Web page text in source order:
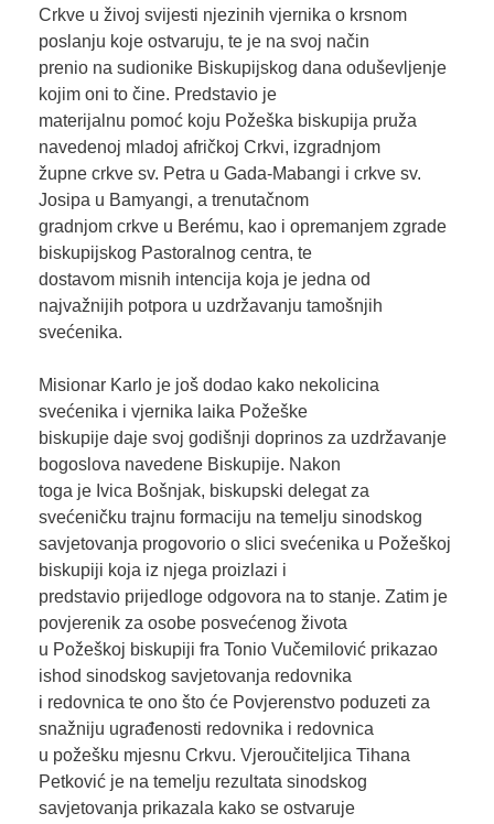
Crkve u živoj svijesti njezinih vjernika o krsnom
poslanju koje ostvaruju, te je na svoj način
prenio na sudionike Biskupijskog dana oduševljenje
kojim oni to čine. Predstavio je
materijalnu pomoć koju Požeška biskupija pruža
navedenoj mladoj afričkoj Crkvi, izgradnjom
župne crkve sv. Petra u Gada-Mabangi i crkve sv.
Josipa u Bamyangi, a trenutačnom
gradnjom crkve u Berému, kao i opremanjem zgrade
biskupijskog Pastoralnog centra, te
dostavom misnih intencija koja je jedna od
najvažnijih potpora u uzdržavanju tamošnjih
svećenika.
Misionar Karlo je još dodao kako nekolicina
svećenika i vjernika laika Požeške
biskupije daje svoj godišnji doprinos za uzdržavanje
bogoslova navedene Biskupije. Nakon
toga je Ivica Bošnjak, biskupski delegat za
svećeničku trajnu formaciju na temelju sinodskog
savjetovanja progovorio o slici svećenika u Požeškoj
biskupiji koja iz njega proizlazi i
predstavio prijedloge odgovora na to stanje. Zatim je
povjerenik za osobe posvećenog života
u Požeškoj biskupiji fra Tonio Vučemilović prikazao
ishod sinodskog savjetovanja redovnika
i redovnica te ono što će Povjerenstvo poduzeti za
snažniju ugrađenosti redovnika i redovnica
u požešku mjesnu Crkvu. Vjeroučiteljica Tihana
Petković je na temelju rezultata sinodskog
savjetovanja prikazala kako se ostvaruje